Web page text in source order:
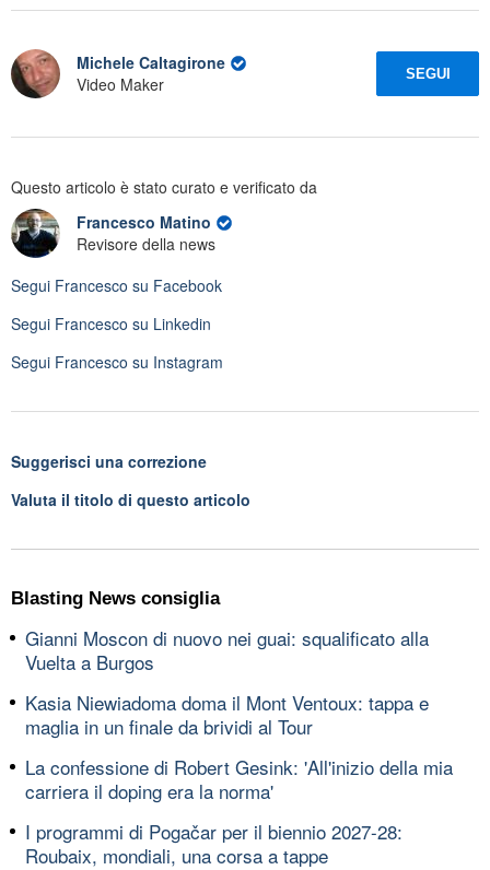
Michele Caltagirone
Video Maker
SEGUI
Questo articolo è stato curato e verificato da
Francesco Matino
Revisore della news
Segui Francesco su Facebook
Segui Francesco su Linkedin
Segui Francesco su Instagram
Suggerisci una correzione
Valuta il titolo di questo articolo
Blasting News consiglia
Gianni Moscon di nuovo nei guai: squalificato alla
Vuelta a Burgos
Kasia Niewiadoma doma il Mont Ventoux: tappa e
maglia in un finale da brividi al Tour
La confessione di Robert Gesink: 'All'inizio della mia
carriera il doping era la norma'
I programmi di Pogačar per il biennio 2027-28:
Roubaix, mondiali, una corsa a tappe